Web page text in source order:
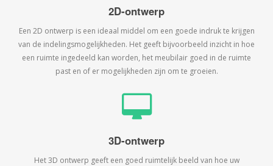
2D-ontwerp
Een 2D ontwerp is een ideaal middel om een goede indruk te krijgen
van de indelingsmogelijkheden. Het geeft bijvoorbeeld inzicht in hoe
een ruimte ingedeeld kan worden, het meubilair goed in de ruimte
past en of er mogelijkheden zijn om te groeien.
3D-ontwerp
Het 3D ontwerp geeft een goed ruimtelijk beeld van hoe uw